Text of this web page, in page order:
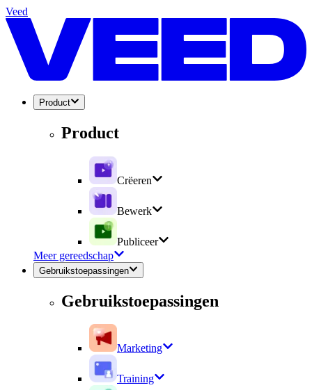
Veed
Product
Product
Crëeren
Bewerk
Publiceer
Meer gereedschap
Gebruikstoepassingen
Gebruikstoepassingen
Marketing
Training